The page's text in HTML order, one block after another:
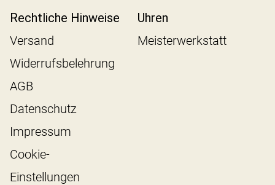
Rechtliche Hinweise
Versand
Widerrufsbelehrung
AGB
Datenschutz
Impressum
Cookie-
Einstellungen
Uhren
Meisterwerkstatt